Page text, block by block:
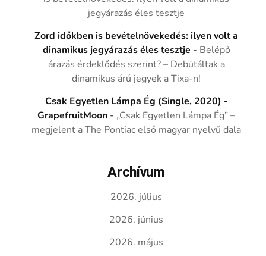
jegyárazás éles tesztje
Zord időkben is bevételnövekedés: ilyen volt a
dinamikus jegyárazás éles tesztje - Belépő
árazás érdeklődés szerint? – Debütáltak a
dinamikus árú jegyek a Tixa-n!
Csak Egyetlen Lámpa Ég (Single, 2020) -
GrapefruitMoon - „Csak Egyetlen Lámpa Ég” –
megjelent a The Pontiac első magyar nyelvű dala
Archívum
2026. július
2026. június
2026. május